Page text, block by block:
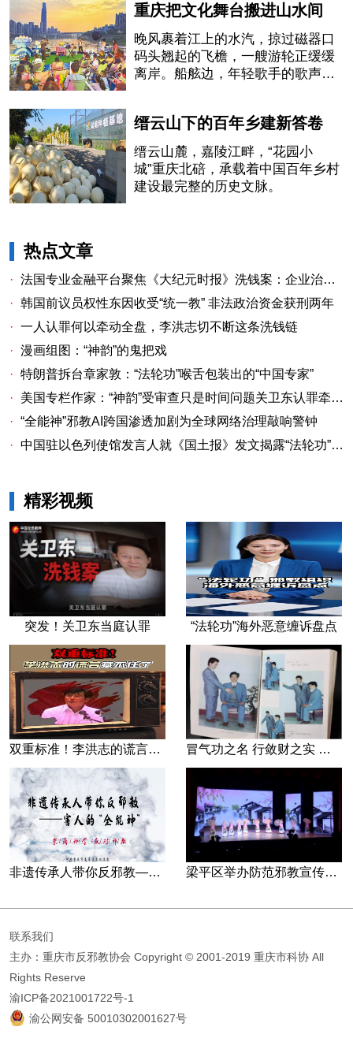
重庆把文化舞台搬进山水间
晚风裹着江上的水汽，掠过磁器口
码头翘起的飞檐，一艘游轮正缓缓
离岸。船舷边，年轻歌手的歌声刚
缙云山下的百年乡建新答卷
缙云山麓，嘉陵江畔，“花园小
城”重庆北碚，承载着中国百年乡村
建设最完整的历史文脉。
热点文章
· 法国专业金融平台聚焦《大纪元时报》洗钱案：企业治理漏洞与监管警示
· 韩国前议员权性东因收受“统一教” 非法政治资金获刑两年
· 一人认罪何以牵动全盘，李洪志切不断这条洗钱链
· 漫画组图：“神韵”的鬼把戏
· 特朗普拆台章家敦：“法轮功”喉舌包装出的“中国专家”
·
美国专栏作家：“神韵”受审查只是时间问题关卫东认罪牵出与《大纪元时报》资金链条
· “全能神”邪教AI跨国渗透加剧为全球网络治理敲响警钟
· 中国驻以色列使馆发言人就《国土报》发文揭露“法轮功”邪教本质答记者问
精彩视频
突发！关卫东当庭认罪 “法轮功”海外恶意缠诉盘点
双重标准！李洪志的谎言藏不住了 冒气功之名 行敛财之实 张宏堡义女“小倩”团伙覆灭记
非遗传承人带你反邪教—害人的“全能神” 梁平区举办防范邪教宣传专场文艺演出
联系我们
主办：重庆市反邪教协会 Copyright © 2001-2019 重庆市科协 All
Rights Reserve
渝ICP备2021001722号-1
渝公网安备 50010302001627号